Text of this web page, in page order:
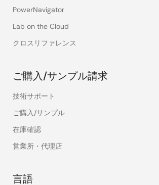
PowerNavigator
Lab on the Cloud
クロスリファレンス
ご購入/サンプル請求
技術サポート
ご購入/サンプル
在庫確認
営業所・代理店
言語